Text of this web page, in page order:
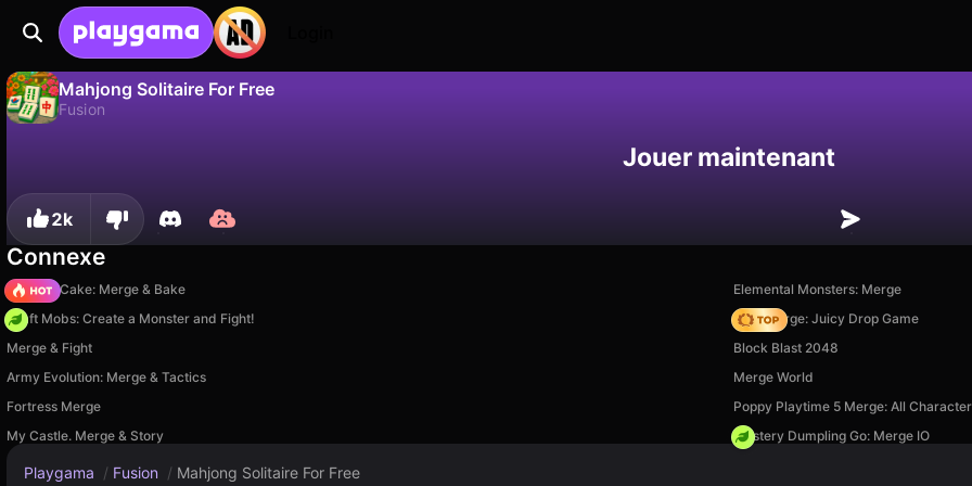
Mahjong Solitaire For Free
Fusion
Jouer maintenant
2k
Connexe
Piece of Cake: Merge & Bake
Elemental Monsters: Merge
Craft Mobs: Create a Monster and Fight!
Fruit Merge: Juicy Drop Game
Merge & Fight
Block Blast 2048
Army Evolution: Merge & Tactics
Merge World
Fortress Merge
Poppy Playtime 5 Merge: All
My Castle. Merge & Story
Mystery Dumpling Go: Merge IO
Playgama / Fusion / Mahjong Solitaire For Free